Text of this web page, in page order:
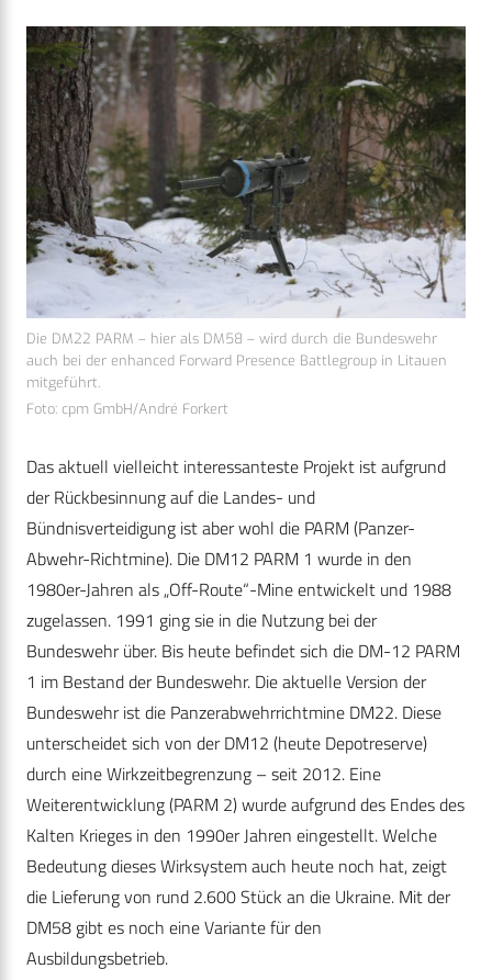
Die DM22 PARM – hier als DM58 – wird durch die Bundeswehr
auch bei der enhanced Forward Presence Battlegroup in Litauen
mitgeführt.
Foto: cpm GmbH/André Forkert
Das aktuell vielleicht interessanteste Projekt ist aufgrund
der Rückbesinnung auf die Landes- und
Bündnisverteidigung ist aber wohl die PARM (Panzer-
Abwehr-Richtmine). Die DM12 PARM 1 wurde in den
1980er-Jahren als „Off-Route“-Mine entwickelt und 1988
zugelassen. 1991 ging sie in die Nutzung bei der
Bundeswehr über. Bis heute befindet sich die DM-12 PARM
1 im Bestand der Bundeswehr. Die aktuelle Version der
Bundeswehr ist die Panzerabwehrrichtmine DM22. Diese
unterscheidet sich von der DM12 (heute Depotreserve)
durch eine Wirkzeitbegrenzung – seit 2012. Eine
Weiterentwicklung (PARM 2) wurde aufgrund des Endes des
Kalten Krieges in den 1990er Jahren eingestellt. Welche
Bedeutung dieses Wirksystem auch heute noch hat, zeigt
die Lieferung von rund 2.600 Stück an die Ukraine. Mit der
DM58 gibt es noch eine Variante für den
Ausbildungsbetrieb.